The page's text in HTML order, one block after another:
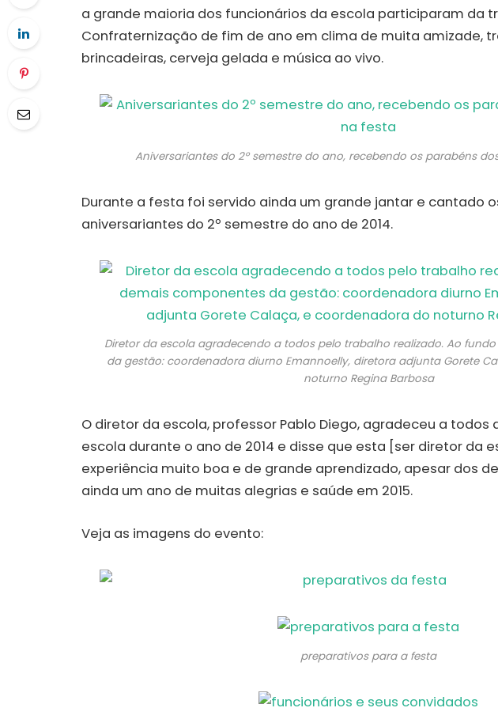
a grande maioria dos funcionários da escola participaram da
Confraternização de fim de ano em clima de muita amizade,
brincadeiras, cerveja gelada e música ao vivo.
Aniversariantes do 2º semestre do ano, recebendo os parabéns
Durante a festa foi servido ainda um grande jantar e cantado
aniversariantes do 2º semestre do ano de 2014.
Diretor da escola agradecendo a todos pelo trabalho realizado. Ao
da gestão: coordenadora diurno Emannoelly, diretora adjunta Gorete
noturno Regina Barbosa
O diretor da escola, professor Pablo Diego, agradeceu a
escola durante o ano de 2014 e disse que esta [ser diretor da
experiência muito boa e de grande aprendizado, apesar dos
ainda um ano de muitas alegrias e saúde em 2015.
Veja as imagens do evento:
preparativos para a festa